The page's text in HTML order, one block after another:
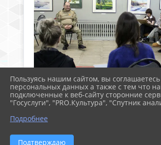
Пользуясь нашим сайтом, вы
персональных данных а также с тем что
подключенные к веб-сайту сторонние
"Госуслуги", "PRO.Культура", "Спутник
Подробнее
Подтверждаю